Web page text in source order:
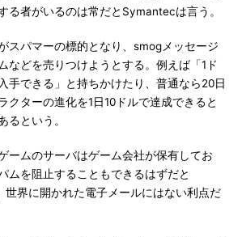
る者がいるのは常だとSymantecは言う。
スパマーの標的となり、smogメッセージ
などを売りつけようとする。例えば「1ド
手できる」と持ちかけたり、普通なら20日
クターの進化を1日10ドルで達成できると
るという。
ームのサーバはゲーム会社が保有してお
ムを阻止することもできるはずだと
界に開かれた電子メールにはない利点だ